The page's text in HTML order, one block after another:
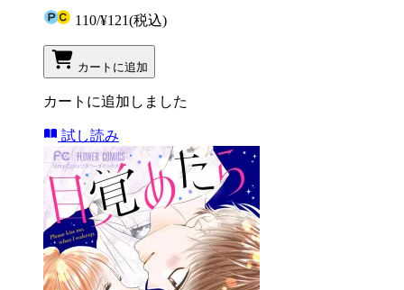
110/¥121(税込)
カートに追加
カートに追加しました
試し読み